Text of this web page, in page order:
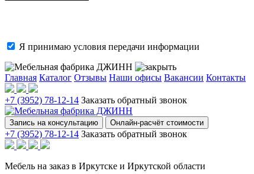
Я принимаю условия передачи информации
Главная Каталог Отзывы Наши офисы Вакансии Контакты
+7 (3952) 78-12-14 Заказать обратный звонок
Запись на консультацию Онлайн-расчёт стоимости
+7 (3952) 78-12-14 Заказать обратный звонок
Мебель на заказ в Иркутске и Иркутской области